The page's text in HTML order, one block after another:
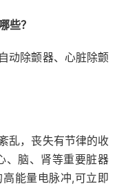
些？
动除颤器、心脏除颤
乱，丧失有节律的收
、脑、肾等重要脏器
能量电脉冲,可立即